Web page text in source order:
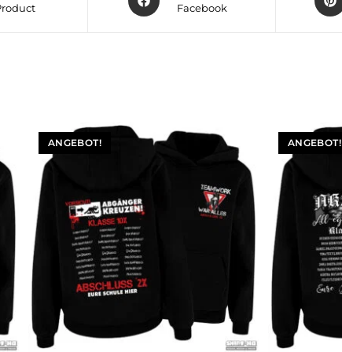
Facebook
ANGEBOT! ANGEBOT!